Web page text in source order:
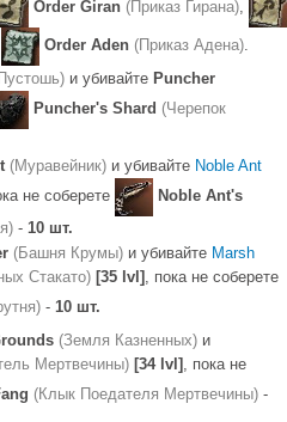
Order Giran (Приказ Гирана),
Order Aden (Приказ Адена).
и убивайте Puncher
Puncher's Shard (Черепок
(Муравейник) и убивайте Noble Ant
не соберете
Noble Ant's
- 10 шт.
(Башня Крумы) и убивайте Marsh
Стакато) [35 lvl] , пока не соберете
- 10 шт.
(Земля Казненных) и
Мертвечины) [34 lvl] , пока не
(Клык Поедателя Мертвечины) -